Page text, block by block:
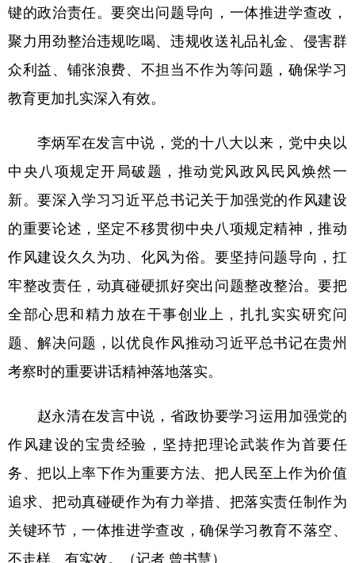
键的政治责任。要突出问题导向，一体推进学查改，
聚力用劲整治违规吃喝、违规收送礼品礼金、侵害群
众利益、铺张浪费、不担当不作为等问题，确保学习
教育更加扎实深入有效。
李炳军在发言中说，党的十八大以来，党中央以
中央八项规定开局破题，推动党风政风民风焕然一
新。要深入学习习近平总书记关于加强党的作风建设
的重要论述，坚定不移贯彻中央八项规定精神，推动
作风建设久久为功、化风为俗。要坚持问题导向，扛
牢整改责任，动真碰硬抓好突出问题整改整治。要把
全部心思和精力放在干事创业上，扎扎实实研究问
题、解决问题，以优良作风推动习近平总书记在贵州
考察时的重要讲话精神落地落实。
赵永清在发言中说，省政协要学习运用加强党的
作风建设的宝贵经验，坚持把理论武装作为首要任
务、把以上率下作为重要方法、把人民至上作为价值
追求、把动真碰硬作为有力举措、把落实责任制作为
关键环节，一体推进学查改，确保学习教育不落空、
不走样、有实效。（记者 曾书慧）